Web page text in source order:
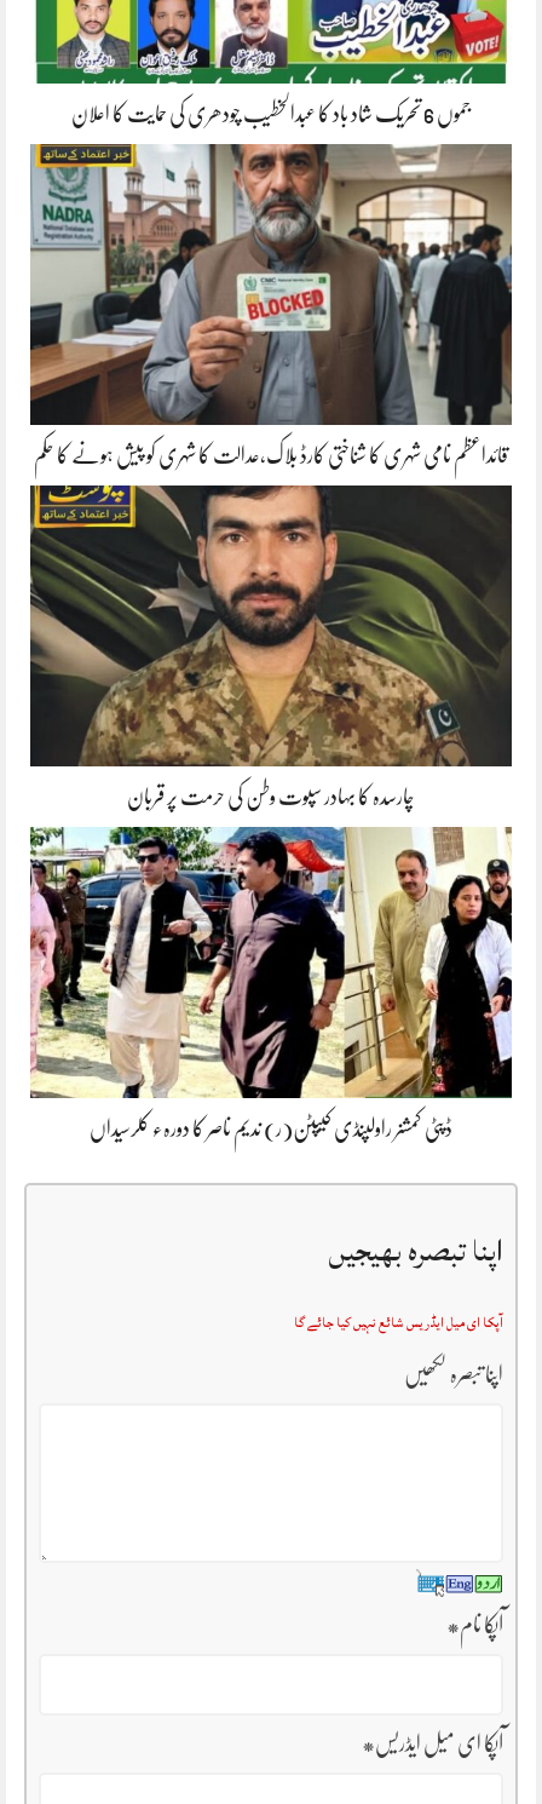
جموں 6 تحریک شاد باد کا عبدالخطیب چودھری کی حمایت کا اعلان
قائداعظم نامی شہری کا شناختی کارڈ بلاک،عدالت کا شہری کو پیش ہونے کا حکم
چارسدہ کا بہادر سپوت وطن کی حرمت پر قربان
ڈپٹی کمشنر راولپنڈی کیپٹن(ر) ندیم ناصر کا دورہء کلرسیداں
اپنا تبصرہ بھیجیں
آپکا ای میل ایڈریس شائع نہیں کیا جائے گا
اپنا تبصرہ لکھیں
آپکا نام*
آپکا ای میل ایڈریس*